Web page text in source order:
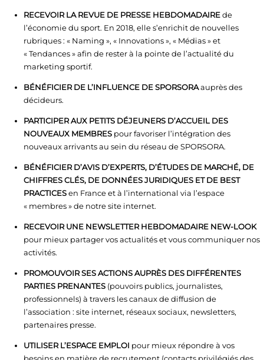
RECEVOIR LA REVUE DE PRESSE HEBDOMADAIREde
l’économie du sport. En 2018, elle s’enrichit de nouvelles
rubriques : « Naming », « Innovations », « Médias » et
« Tendances » afin de rester à la pointe de l’actualité du
marketing sportif.
BÉNÉFICIER DE L’INFLUENCE DE SPORSORAauprès des
décideurs.
PARTICIPER AUX PETITS DÉJEUNERS D’ACCUEIL DES
NOUVEAUX MEMBRES pour favoriser l’intégration des
nouveaux arrivants au sein du réseau de SPORSORA.
BÉNÉFICIER D’AVIS D’EXPERTS, D’ÉTUDES DE MARCHÉ, DE
CHIFFRES CLÉS, DE DONNÉES JURIDIQUES ET DE BEST
PRACTICESen France et à l’international via l’espace
« membres » de notre site internet.
RECEVOIR UNE NEWSLETTER HEBDOMADAIRE NEW-LOOK
pour mieux partager vos actualités et vous communiquer nos
activités.
PROMOUVOIR SES ACTIONS AUPRÈS DES DIFFÉRENTES
PARTIES PRENANTES (pouvoirs publics, journalistes,
professionnels) à travers les canaux de diffusion de
l’association : site internet, réseaux sociaux, newsletters,
partenaires presse.
UTILISER L’ESPACE EMPLOI pour mieux répondre à vos